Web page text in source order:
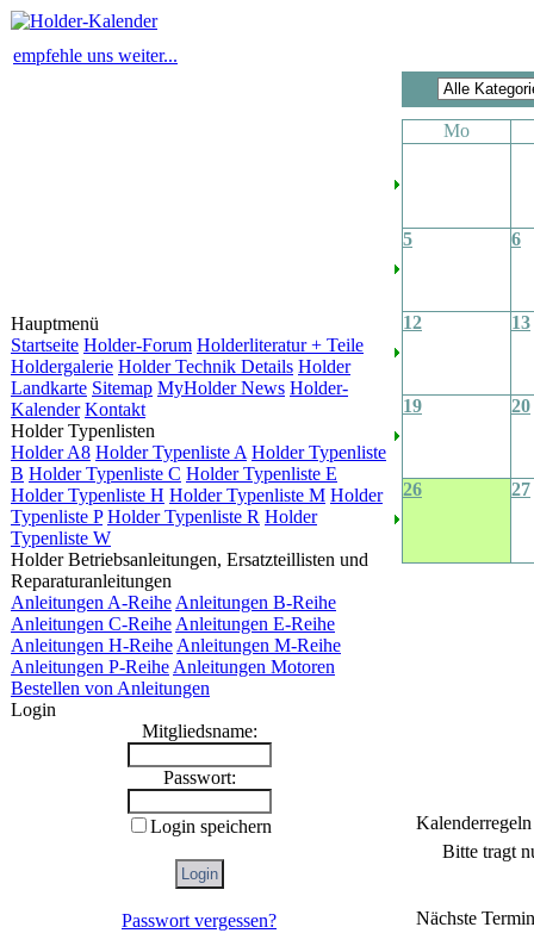
empfehle uns weiter...
Hauptmenü
Startseite Holder-Forum Holderliteratur + Teile
Holdergalerie Holder Technik Details Holder
Landkarte Sitemap MyHolder News Holder-
Kalender Kontakt
Holder Typenlisten
Holder A8 Holder Typenliste A Holder Typenliste
B Holder Typenliste C Holder Typenliste E
Holder Typenliste H Holder Typenliste M Holder
Typenliste P Holder Typenliste R Holder
Typenliste W
Holder Betriebsanleitungen, Ersatzteillisten und
Reparaturanleitungen
Anleitungen A-Reihe Anleitungen B-Reihe
Anleitungen C-Reihe Anleitungen E-Reihe
Anleitungen H-Reihe Anleitungen M-Reihe
Anleitungen P-Reihe Anleitungen Motoren
Bestellen von Anleitungen
Login
Mitgliedsname:
Passwort:
Login speichern
Passwort vergessen?
Mo
5 6
12 13
19 20
26 27
Kalenderregeln
Bitte tragt
Nächste